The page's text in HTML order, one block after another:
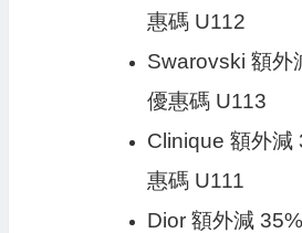
惠碼 U112
Swarovski 額外
優惠碼 U113
Clinique 額外減
惠碼 U111
Dior 額外減